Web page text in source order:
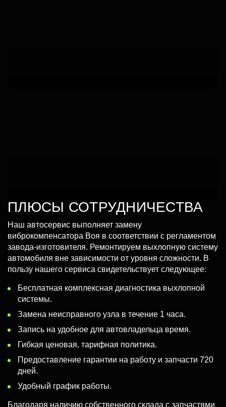
ПЛЮСЫ СОТРУДНИЧЕСТВА
Наш автосервис выполняет замену
виброкомпенсатора Воя в соответствии с регламентом
завода-изготовителя. Ремонтируем выхлопную систему
автомобиля вне зависимости от уровня сложности. В
пользу нашего сервиса свидетельствует следующее:
Бесплатная комплексная диагностика выхлопной
системы.
Замена неисправного узла в течение 1 часа.
Запись на удобное для автовладельца время.
Гибкая ценовая, тарифная политика.
Предоставление гарантии на работу и запчасти 720
дней.
Удобный график работы.
Благодаря наличию собственного склада с запчастями